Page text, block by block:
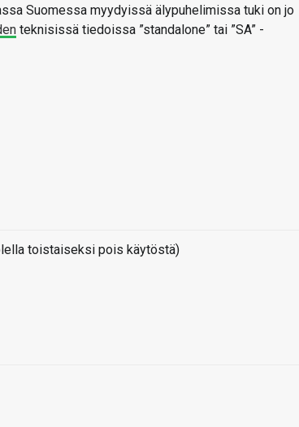
Suomessa myydyissä älypuhelimissa tuki on jo
teknisissä tiedoissa ”standalone” tai ”SA” -
toistaiseksi pois käytöstä)